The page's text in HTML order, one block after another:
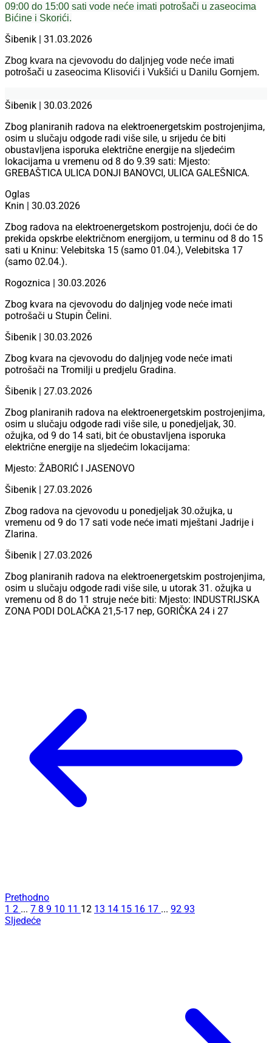
09:00 do 15:00 sati vode neće imati potrošači u zaseocima
Bićine i Skorići.
Šibenik | 31.03.2026
Zbog kvara na cjevovodu do daljnjeg vode neće imati
potrošači u zaseocima Klisovići i Vukšići u Danilu Gornjem.
Šibenik | 30.03.2026
Zbog planiranih radova na elektroenergetskim postrojenjima,
osim u slučaju odgode radi više sile, u srijedu će biti
obustavljena isporuka električne energije na sljedećim
lokacijama u vremenu od 8 do 9.39 sati: Mjesto:
GREBAŠTICA ULICA DONJI BANOVCI, ULICA GALEŠNICA.
Oglas
Knin | 30.03.2026
Zbog radova na elektroenergetskom postrojenju, doći će do
prekida opskrbe električnom energijom, u terminu od 8 do 15
sati u Kninu: Velebitska 15 (samo 01.04.), Velebitska 17
(samo 02.04.).
Rogoznica | 30.03.2026
Zbog kvara na cjevovodu do daljnjeg vode neće imati
potrošači u Stupin Čelini.
Šibenik | 30.03.2026
Zbog kvara na cjevovodu do daljnjeg vode neće imati
potrošači na Tromilji u predjelu Gradina.
Šibenik | 27.03.2026
Zbog planiranih radova na elektroenergetskim postrojenjima,
osim u slučaju odgode radi više sile, u ponedjeljak, 30.
ožujka, od 9 do 14 sati, bit će obustavljena isporuka
električne energije na sljedećim lokacijama:
Mjesto: ŽABORIĆ I JASENOVO
Šibenik | 27.03.2026
Zbog radova na cjevovodu u ponedjeljak 30.ožujka, u
vremenu od 9 do 17 sati vode neće imati mještani Jadrije i
Zlarina.
Šibenik | 27.03.2026
Zbog planiranih radova na elektroenergetskim postrojenjima,
osim u slučaju odgode radi više sile, u utorak 31. ožujka u
vremenu od 8 do 11 struje neće biti: Mjesto: INDUSTRIJSKA
ZONA PODI DOLAČKA 21,5-17 nep, GORIČKA 24 i 27
Prethodno
1 2 ... 7 8 9 10 11 12 13 14 15 16 17 ... 92 93
Sljedeće